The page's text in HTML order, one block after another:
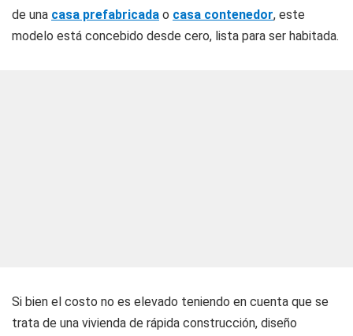
de una casa prefabricada o casa contenedor, este
modelo está concebido desde cero, lista para ser habitada.
Si bien el costo no es elevado teniendo en cuenta que se
trata de una vivienda de rápida construcción, diseño